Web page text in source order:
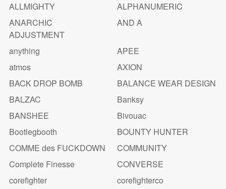
ALLMIGHTY
ALPHANUMERIC
ANARCHIC
ADJUSTMENT
AND A
anything
APEE
atmos
AXION
BACK DROP BOMB
BALANCE WEAR DESIGN
BALZAC
Banksy
BANSHEE
Bivouac
Bootlegbooth
BOUNTY HUNTER
COMME des FUCKDOWN
COMMUNITY
Complete Finesse
CONVERSE
corefighter
corefighterco